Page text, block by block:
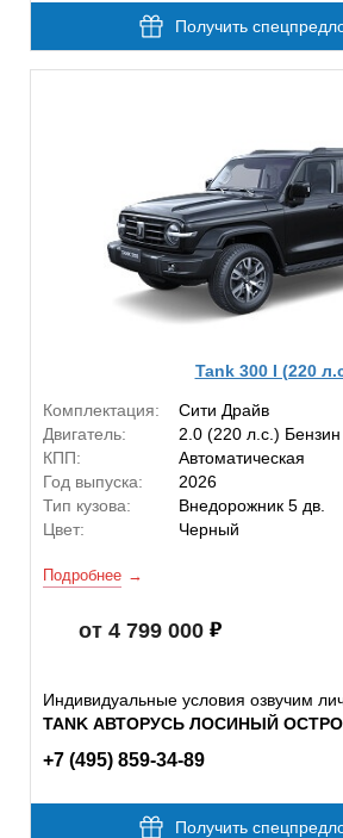
Получить
Tank 300 I (220
Комплектация:
Сити Драйв
Двигатель:
2.0 (220 л.с.) Бензин
КПП:
Автоматическая
Год выпуска:
2026
Тип кузова:
Внедорожник 5 дв.
Цвет:
Черный
Подробнее
от 4 799 000
Индивидуальные условия озвучим
TANK АВТОРУСЬ ЛОСИНЫЙ
+7 (495) 859-34-89
Получить